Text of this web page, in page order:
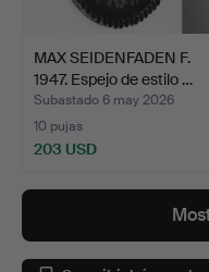
MAX SEIDENFADEN F.
1947. Espejo de estilo …
Subastado 6 may 2026
10 pujas
203 USD